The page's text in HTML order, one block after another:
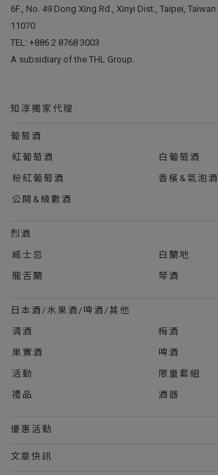
6F., No. 49 Dong Xing Rd., Xinyi Dist., Taipei, Taiwan
11070
TEL: +886 2 8768 3003
A subsidiary of the THL Group.
知淳獨家代理
葡萄酒
紅葡萄酒
白葡萄酒
粉紅葡萄酒
香檳&氣泡酒
公開&級數酒
烈酒
威士忌
白蘭地
龍舌蘭
琴酒
日本酒/水果酒/啤酒/其他
清酒
梅酒
果實酒
啤酒
活動
限量套組
禮品
酒器
優惠活動
文章快訊